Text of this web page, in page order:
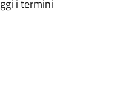
i termini